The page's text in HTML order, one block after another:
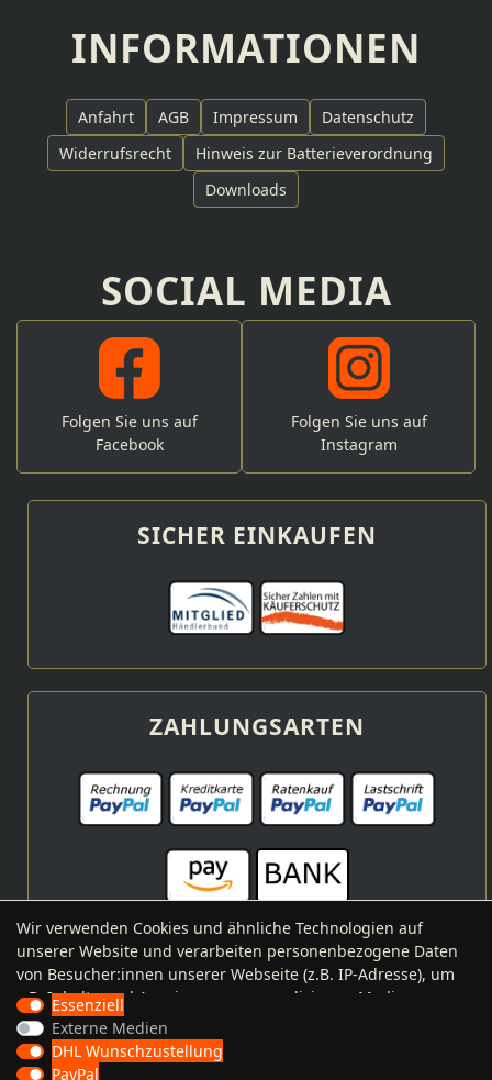
INFORMATIONEN
Anfahrt AGB Impressum
Datenschutz
Widerrufsrecht
Hinweis zur Batterieverordnung
Downloads
SOCIAL MEDIA
Folgen Sie uns auf
Facebook
Folgen Sie uns auf
Instagram
SICHER EINKAUFEN
ZAHLUNGSARTEN
VERSANDARTEN
Wir verwenden Cookies und ähnliche Technologien auf
unserer Website und verarbeiten personenbezogene Daten
von Besucher:innen unserer Webseite (z.B. IP-Adresse), um
z.B. Inhalte und Anzeigen zu personalisieren, Medien von
Drittanbietern einzubinden oder Zugriffe auf unsere
Website zu analysieren. Die Datenverarbeitung erfolgt erst
durch gesetzte Cookies. Wir teilen diese Daten mit Dritten,
Essenziell
Externe Medien
DHL Wunschzustellung
PayPal